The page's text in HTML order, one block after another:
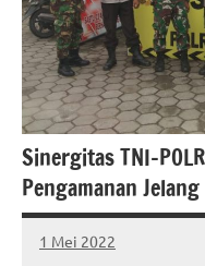
Sinergitas TNI-
Pengamanan
1 Mei 2022
MEPAGO
No